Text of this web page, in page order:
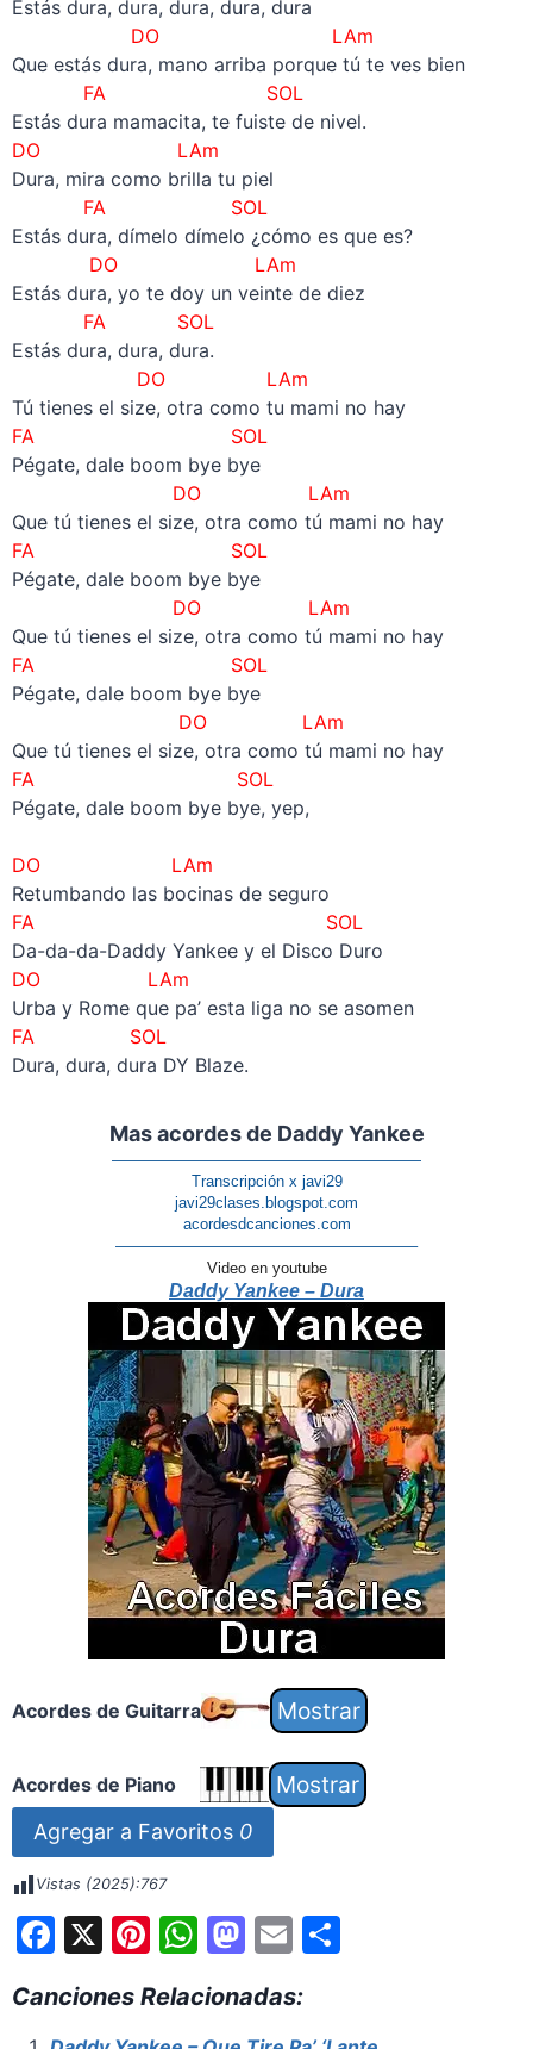
Estás dura, dura, dura, dura, dura
DO LAm
Que estás dura, mano arriba porque tú te ves bien
FA SOL
Estás dura mamacita, te fuiste de nivel.
DO LAm
Dura, mira como brilla tu piel
FA SOL
Estás dura, dímelo dímelo ¿cómo es que es?
DO LAm
Estás dura, yo te doy un veinte de diez
FA SOL
Estás dura, dura, dura.
DO LAm
Tú tienes el size, otra como tu mami no hay
FA SOL
Pégate, dale boom bye bye
DO LAm
Que tú tienes el size, otra como tú mami no hay
FA SOL
Pégate, dale boom bye bye
DO LAm
Que tú tienes el size, otra como tú mami no hay
FA SOL
Pégate, dale boom bye bye
DO LAm
Que tú tienes el size, otra como tú mami no hay
FA SOL
Pégate, dale boom bye bye, yep,
DO LAm
Retumbando las bocinas de seguro
FA SOL
Da-da-da-Daddy Yankee y el Disco Duro
DO LAm
Urba y Rome que pa’ esta liga no se asomen
FA SOL
Dura, dura, dura DY Blaze.
Mas acordes de Daddy Yankee
————————————————————
Transcripción x javi29
javi29clases.blogspot.com
acordesdcanciones.com
———————————————————–
Video en youtube
Daddy Yankee – Dura
Acordes de Guitarra
Acordes de Piano
Agregar a Favoritos 0
Vistas (2025):767
F
c
X Pi
er
W
at
M
st
E
ai
S
Canciones Relacionadas: